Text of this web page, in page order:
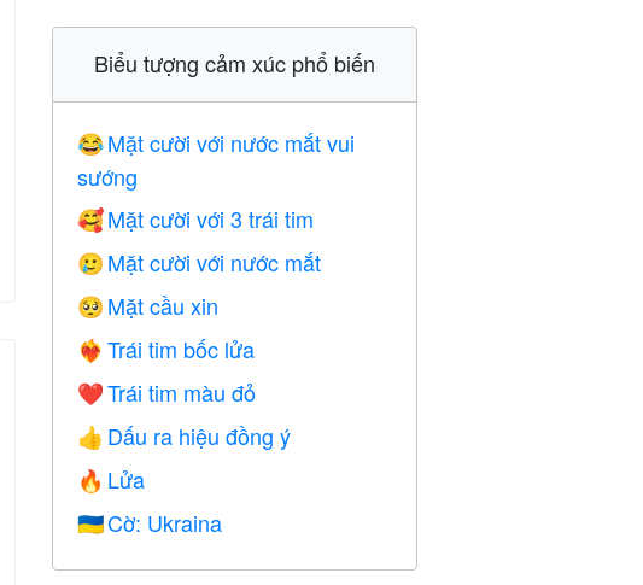
Biểu tượng cảm xúc phổ biến
😂 Mặt cười với nước mắt vui
sướng
🥰 Mặt cười với 3 trái tim
🥲 Mặt cười với nước mắt
🥺 Mặt cầu xin
❤️‍🔥 Trái tim bốc lửa
❤️ Trái tim màu đỏ
👍 Dấu ra hiệu đồng ý
🔥 Lửa
🇺🇦Cờ: Ukraina